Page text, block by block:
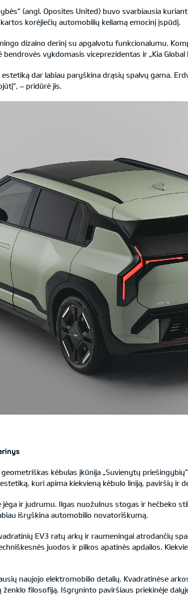
(angl. Oposites United) buvo svarbiausia
korėjiečių automobilių keliamą emocinį įspūdį.
dizaino derinį su apgalvotu funkcionalumu.
vykdomasis viceprezidentas ir „Kia Global
dar labiau paryškina drąsių spalvų gama.
– pridūrė jis.
kėbulas įkūnija „Suvienytų
kuri apima kiekvieną kėbulo liniją, paviršių ir
ir judrumu. Ilgas nuožulnus stogas ir hečbeko
išryškina automobilio novatoriškumą.
EV3 ratų arkų ir raumeningai atrodančių
juodos ir pilkos apatinės apdailos.
naujojo elektromobilio detalių. Kvadratinėse
filosofiją. Išgryninto paviršiaus priekinėje